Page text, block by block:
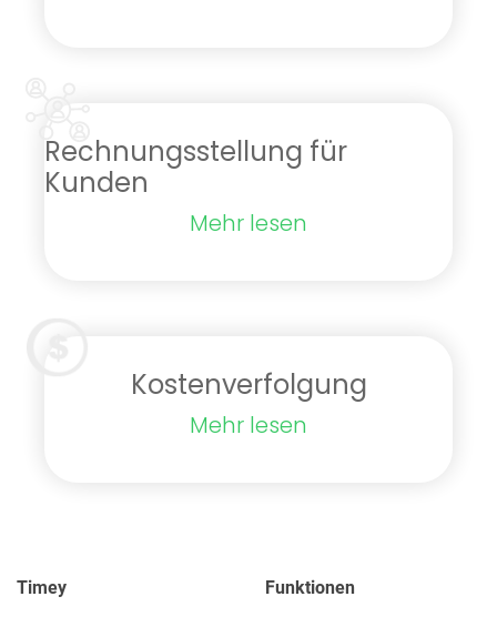
Rechnungsstellung für
Kunden
Mehr lesen
Kostenverfolgung
Mehr lesen
Timey Funktionen